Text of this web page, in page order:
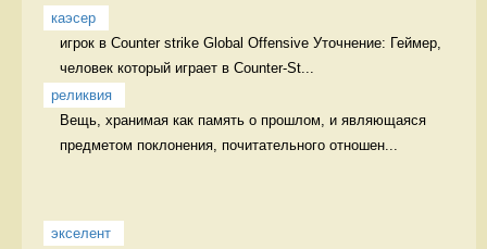
каэсер
игрок в Counter strike Global Offensive Уточнение: Геймер,
человек который играет в Counter-St...
реликвия
Вещь, хранимая как память о прошлом, и являющаяся
предметом поклонения, почитательного отношен...
экселент